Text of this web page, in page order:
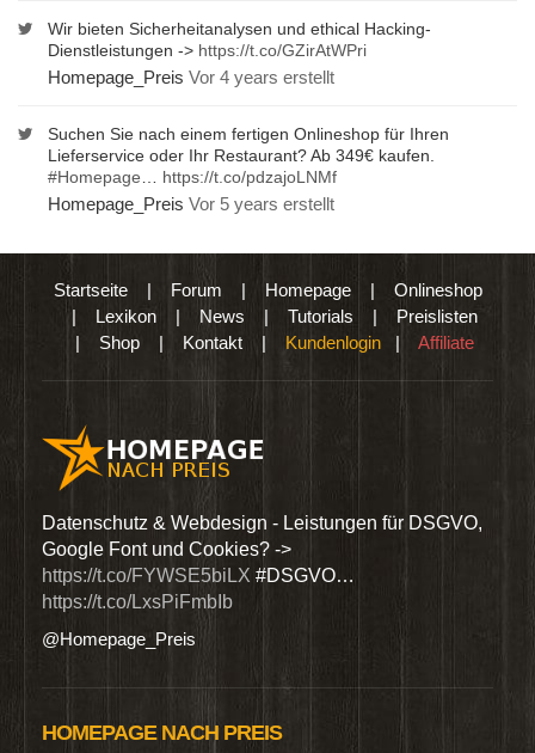
Wir bieten Sicherheitanalysen und ethical Hacking-
Dienstleistungen -> https://t.co/GZirAtWPri
Homepage_Preis Vor 4 years erstellt
Suchen Sie nach einem fertigen Onlineshop für Ihren
Lieferservice oder Ihr Restaurant? Ab 349€ kaufen.
#Homepage
https://t.co/pdzajoLNMf
Homepage_Preis Vor 5 years erstellt
Startseite| Forum | Homepage| Onlineshop
| Lexikon | News | Tutorials | Preislisten
| Shop | Kontakt | Kundenlogin | Affiliate
Datenschutz & Webdesign - Leistungen für DSGVO,
Google Font und Cookies? ->
https://t.co/FYWSE5biLX #DSGVO…
https://t.co/LxsPiFmbIb
@Homepage_Preis
HOMEPAGE NACH PREIS